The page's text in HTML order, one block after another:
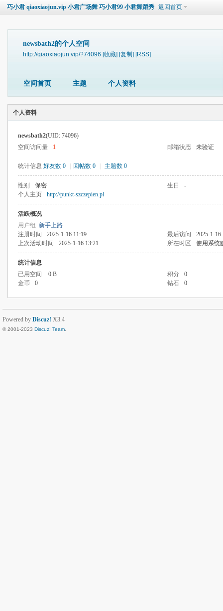
巧小君 qiaoxiaojun.vip 小君广场舞 巧小君99 小君舞蹈秀 返回首页
newsbath2的个人空间
http://qiaoxiaojun.vip/?74096 [收藏] [复制] [RSS]
空间首页 主题 个人资料
个人资料
newsbath2(UID: 74096)
空间访问量
1 邮箱状态 未验证
统计信息 好友数 0 回帖数 0 主题数 0
性别 保密 生日
-
个人主页
http://punkt-szczepien.pl
活跃概况
用户组 新手上路
注册时间
2025-1-16 11:19 最后访问
2025-1-16
上次活动时间
2025-1-16 13:21 所在时区 使用系统
统计信息
已用空间
0 B 积分
0
金币
0 钻石 0
Powered by Discuz! X3.4
© 2001-2023 Discuz! Team